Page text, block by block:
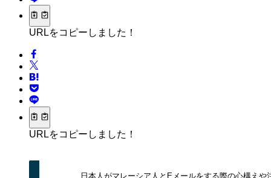
URLをコピーしました！
URLをコピーしました！
日本人がマレーシア人とEメールをする際の心構えや